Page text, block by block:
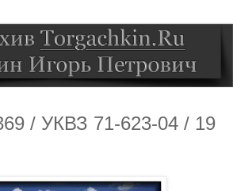
/ УКВЗ 71-623-04 / 19